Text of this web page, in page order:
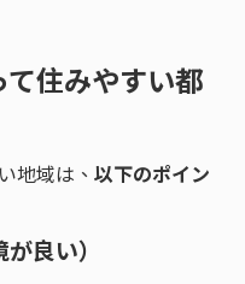
住みやすい都
地域は、 以下のポイン
良い）